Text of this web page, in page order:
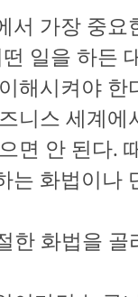
서 가장 중요
떤 일을 하든
해시켜야 한
니스 세계에
면 안 된다.
는 화법이나
한 화법을 골